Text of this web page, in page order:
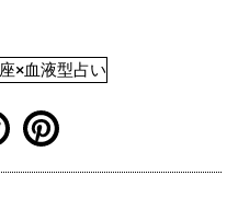
×血液型占い